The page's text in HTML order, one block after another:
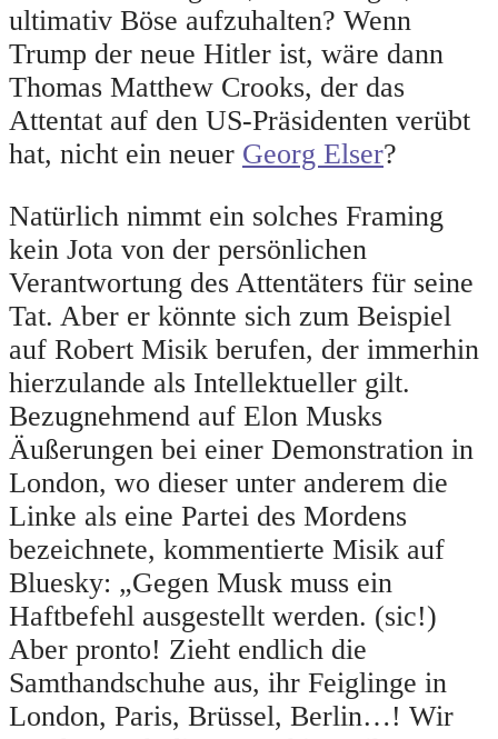
ultimativ Böse aufzuhalten? Wenn
Trump der neue Hitler ist, wäre dann
Thomas Matthew Crooks, der das
Attentat auf den US-Präsidenten verübt
hat, nicht ein neuer Georg Elser?
Natürlich nimmt ein solches Framing
kein Jota von der persönlichen
Verantwortung des Attentäters für seine
Tat. Aber er könnte sich zum Beispiel
auf Robert Misik berufen, der immerhin
hierzulande als Intellektueller gilt.
Bezugnehmend auf Elon Musks
Äußerungen bei einer Demonstration in
London, wo dieser unter anderem die
Linke als eine Partei des Mordens
bezeichnete, kommentierte Misik auf
Bluesky: „Gegen Musk muss ein
Haftbefehl ausgestellt werden. (sic!)
Aber pronto! Zieht endlich die
Samthandschuhe aus, ihr Feiglinge in
London, Paris, Brüssel, Berlin…! Wir